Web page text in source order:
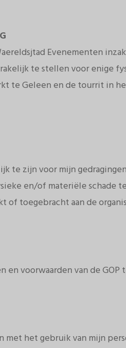
Evenementen
te stellen voor enige
te Geleen en de tourrit in
te zijn voor mijn
en/of materiële schade
toegebracht aan de
en voorwaarden van de
met het gebruik van mijn